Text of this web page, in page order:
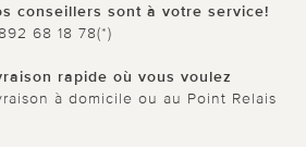
conseillers sont à votre service!
68 18 78(*)
rapide où vous voulez
à domicile ou au Point Relais